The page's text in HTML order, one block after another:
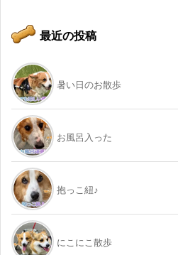
最近の投稿
暑い日のお散歩
お風呂入った
抱っこ紐♪
にこにこ散歩